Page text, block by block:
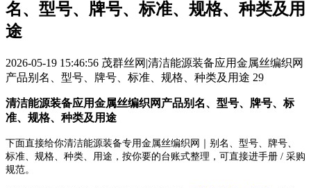
名、型号、牌号、标准、规格、种类及用
途
2026-05-19 15:46:56 茂群丝网|清洁能源装备应用金属丝编织网
产品别名、型号、牌号、标准、规格、种类及用途 29
清洁能源装备应用金属丝编织网产品别名、型号、牌号、标
准、规格、种类及用途
下面直接给你清洁能源装备专用金属丝编织网｜别名、型号、牌号、
标准、规格、种类、用途，按你要的台账式整理，可直接进手册 / 采购
规范。